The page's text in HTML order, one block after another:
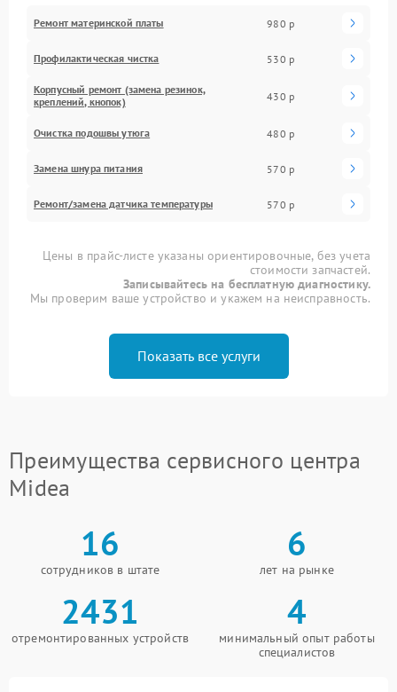
Ремонт материнской платы 980 р
Профилактическая чистка 530 р
Корпусный ремонт (замена резинок,
креплений, кнопок)
430 р
Очистка подошвы утюга 480 р
Замена шнура питания 570 р
Ремонт/замена датчика температуры 570 р
Цены в прайс-листе указаны ориентировочные, без учета
стоимости запчастей.
Записывайтесь на бесплатную диагностику.
Мы проверим ваше устройство и укажем на неисправность.
Показать все услуги
Преимущества сервисного центра
Midea
16
сотрудников в штате
6
лет на рынке
2431
отремонтированных устройств
4
минимальный опыт работы
специалистов